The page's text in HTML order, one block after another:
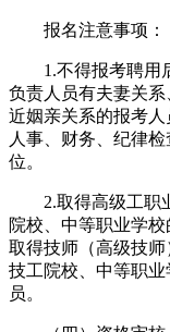
报名注意事项：
1.不得报考聘用后
负责人员有夫妻关
近姻亲关系的报考
人事、财务、纪律
位。
2.取得高级工职业
院校、中等职业学
取得技师（高级技
技工院校、中等职
员。